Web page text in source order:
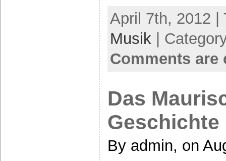
April 7th, 2012 |
Musik |
Comments are
Das
By admin, on